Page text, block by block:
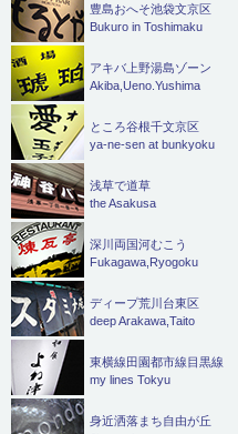
豊島おへそ池袋文京区
Bukuro in Toshimaku
アキバ上野湯島ゾーン
Akiba,Ueno.Yushima
ところ谷根千文京区
ya-ne-sen at bunkyoku
浅草で道草
the Asakusa
深川両国河むこう
Fukagawa,Ryogoku
ディープ荒川台東区
deep Arakawa,Taito
東横線田園都市線目黒線
my lines Tokyu
身近洒落まち自由が丘